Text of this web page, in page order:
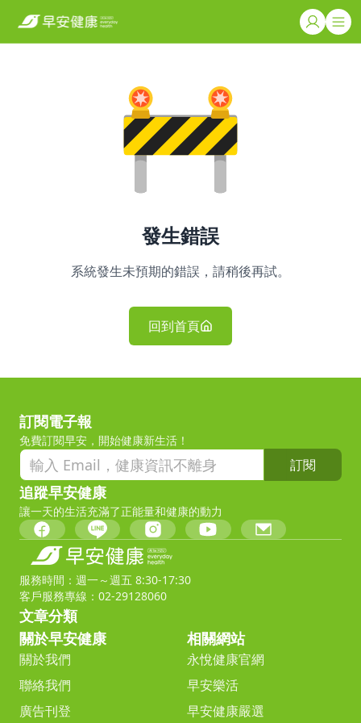
發生錯誤
系統發生未預期的錯誤，請稍後再試。
回到首頁
訂閱電子報
免費訂閱早安，開始健康新生活！
訂閱
追蹤早安健康
讓一天的生活充滿了正能量和健康的動力
服務時間：週一～週五 8:30-17:30
客戶服務專線：02-29128060
文章分類
關於早安健康
關於我們
聯絡我們
廣告刊登
相關網站
永悅健康官網
早安樂活
早安健康嚴選